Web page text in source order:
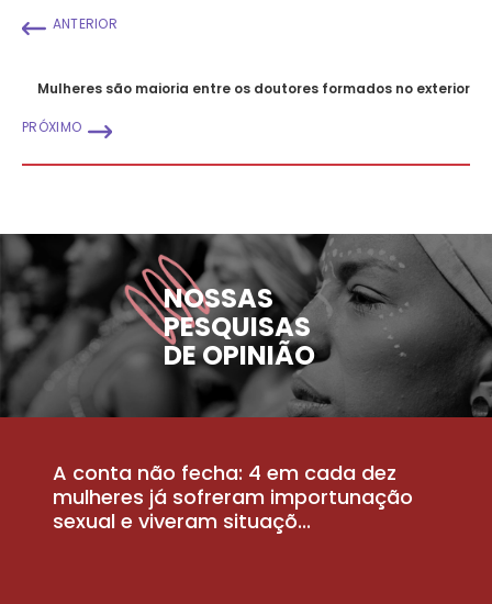
ANTERIOR
Mulheres são maioria entre os doutores formados no exterior
PRÓXIMO
NOSSAS
PESQUISAS
DE OPINIÃO
A conta não fecha: 4 em cada dez
mulheres já sofreram importunação
sexual e viveram situaçõ...